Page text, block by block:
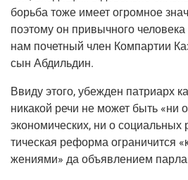
борь­ба тоже име­ет огром­ное
поэто­му он при­выч­но­го
нам почет­ный член Ком­пар­тии
сын Абдильдин.
Вви­ду это­го, убеж­ден пат­ри­арх
ника­кой речи не может быть «ни
эко­но­ми­че­ских, ни о
ти­че­ская рефор­ма огра­ни­чит­ся
же­ни­я­ми» да объ­яв­ле­ни­ем